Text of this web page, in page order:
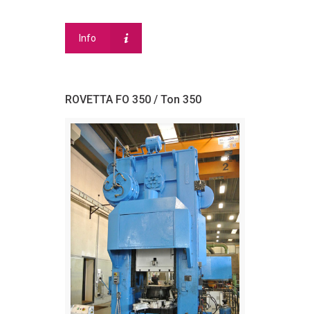
Info
ROVETTA FO 350 / Ton 350